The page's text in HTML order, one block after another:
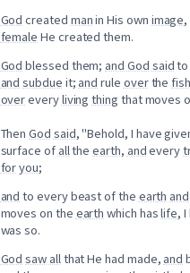
God created manin His own image
female He created them.
God blessed them; and God saidto
and subdue it; and rule overthefish
overeveryliving thing that moves
ThenGod said, "Behold, I have
surface of alltheearth, andevery
foryou;
and to every beast of the earth and
moves on the earth which haslife,
was so.
God saw allthat He had made, and